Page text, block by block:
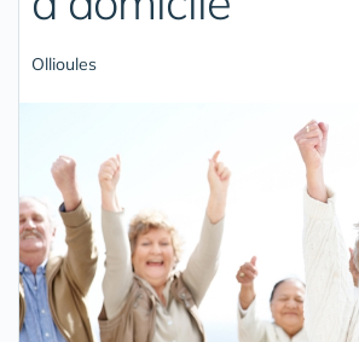
Ollioules